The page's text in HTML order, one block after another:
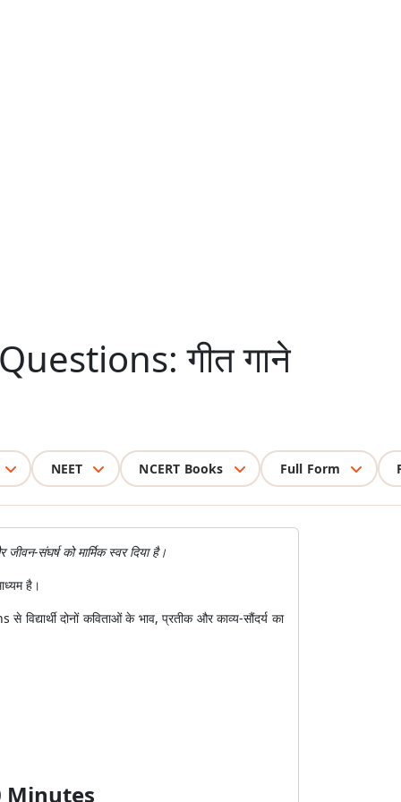
गीत गाने
NEET NCERT Books Full Form
संघर्ष को मार्मिक स्वर दिया है।
है।
दोनों कविताओं के भाव, प्रतीक और काव्य-सौंदर्य का
Minutes